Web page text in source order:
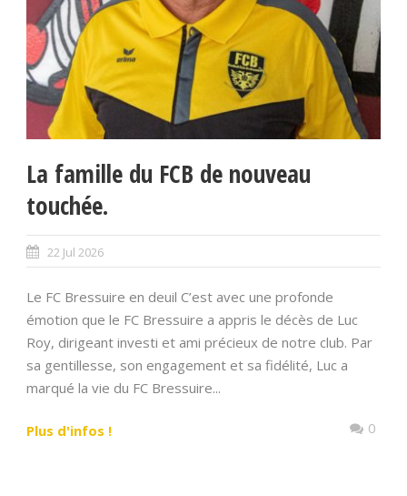
La famille du FCB de nouveau
touchée.
22 Jul 2026
Le FC Bressuire en deuil C’est avec une profonde
émotion que le FC Bressuire a appris le décès de Luc
Roy, dirigeant investi et ami précieux de notre club. Par
sa gentillesse, son engagement et sa fidélité, Luc a
marqué la vie du FC Bressuire...
Plus d'infos ! 0